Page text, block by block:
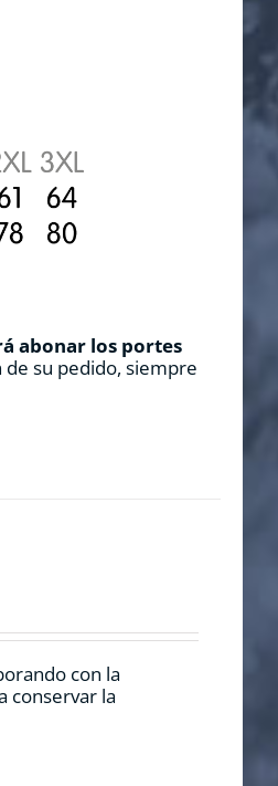
abonar los portes
de su pedido, siempre
con la
conservar la